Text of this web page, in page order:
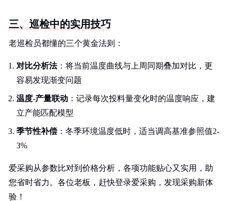
三、巡检中的实用技巧
老巡检员都懂的三个黄金法则：
对比分析法：将当前温度曲线与上周同期叠加对比，更
容易发现渐变问题
温度-产量联动 ：记录每次投料量变化时的温度响应，建
立产能匹配模型
季节性补偿 ：冬季环境温度低时，适当调高基准参照值2-
3%
爱采购从参数比对到价格分析，各项功能贴心又实用，助
您省时省力。各位老板，赶快登录爱采购，发现采购新体
验！